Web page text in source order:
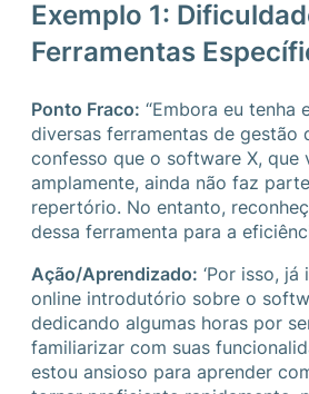
Exemplo 1:
Ferramentas
Ponto Fraco: “Embora eu tenha
diversas ferramentas de gestão
confesso que o software X, que
amplamente, ainda não faz
repertório. No entanto,
dessa ferramenta para a
Ação/Aprendizado: ‘Por isso,
online introdutório sobre o
dedicando algumas horas por
familiarizar com suas
estou ansioso para aprender